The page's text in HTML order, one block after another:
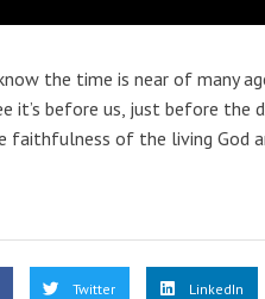
the time is near of many
it’s before us, just before the
of the living God
Twitter LinkedIn